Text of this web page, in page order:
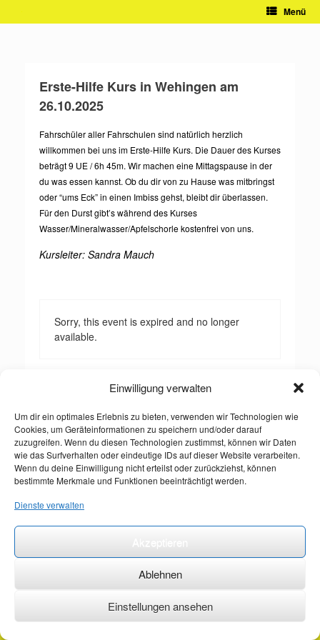
Einwilligung verwalten
Um dir ein optimales Erlebnis zu bieten, verwenden wir Technologien wie
Cookies, um Geräteinformationen zu speichern und/oder darauf
zuzugreifen. Wenn du diesen Technologien zustimmst, können wir Daten
wie das Surfverhalten oder eindeutige IDs auf dieser Website verarbeiten.
Wenn du deine Einwilligung nicht erteilst oder zurückziehst, können
bestimmte Merkmale und Funktionen beeinträchtigt werden.
Dienste verwalten
Ablehnen
Einstellungen ansehen
Menü
Erste-Hilfe Kurs in Wehingen am
26.10.2025
Fahrschüler aller Fahrschulen sind natürlich herzlich
willkommen bei uns im Erste-Hilfe Kurs. Die Dauer des Kurses
beträgt 9 UE / 6h 45m. Wir machen eine Mittagspause in der
du was essen kannst. Ob du dir von zu Hause was mitbringst
oder “ums Eck” in einen Imbiss gehst, bleibt dir überlassen.
Für den Durst gibt’s während des Kurses
Wasser/Mineralwasser/Apfelschorle kostenfrei von uns.
Kursleiter: Sandra Mauch
Sorry, this event is expired and no longer
available.
©2026 ·erstehilfekurs-mauch.de ·AGB ·Datenschutzerklärung ·Impressum ·